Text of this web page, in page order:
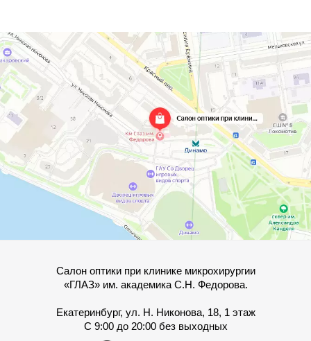
Салон оптики при клинике микрохирургии
«ГЛАЗ» им. академика С.Н. Федорова.
Екатеринбург, ул. Н. Никонова, 18, 1 этаж
С 9:00 до 20:00 без выходных